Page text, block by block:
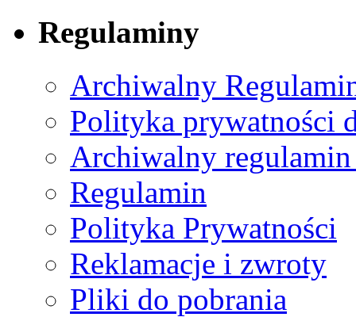
Regulaminy
Archiwalny
Polityka prywatności
Archiwalny
Regulamin
Polityka Prywatności
Reklamacje i zwroty
Pliki do pobrania